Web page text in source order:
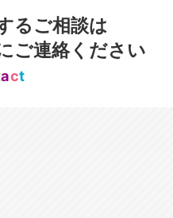
るご相談は
ご連絡ください
act